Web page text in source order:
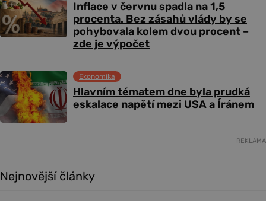
Inflace v červnu spadla na 1,5
procenta. Bez zásahů vlády by se
pohybovala kolem dvou procent –
zde je výpočet
Hlavním tématem dne byla prudká
eskalace napětí mezi USA a Íránem
Ekonomika
REKLAMA
Nejnovější články